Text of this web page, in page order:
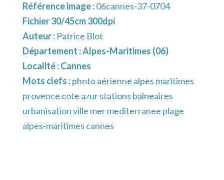
Référence image :06cannes-37-0704
Fichier 30/45cm 300dpi
Auteur : Patrice Blot
Département :Alpes-Maritimes (06)
Localité :Cannes
Mots clefs :photo aérienne alpes maritimes
provence cote azur stations balneaires
urbanisation ville mer mediterranee plage
alpes-maritimes cannes